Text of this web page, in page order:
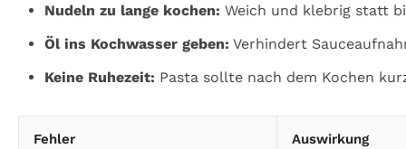
Nudeln zu lange kochen: Weich und klebrig statt
Öl ins Kochwasser geben: Verhindert
Keine Ruhezeit: Pasta sollte nach dem Kochen
Fehler Auswirkung